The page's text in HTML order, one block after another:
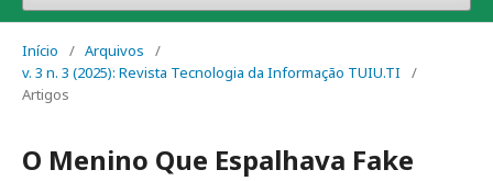
Início / Arquivos
/
v. 3 n. 3 (2025): Revista Tecnologia da Informação TUIU.TI
/
Artigos
O Menino Que Espalhava Fake